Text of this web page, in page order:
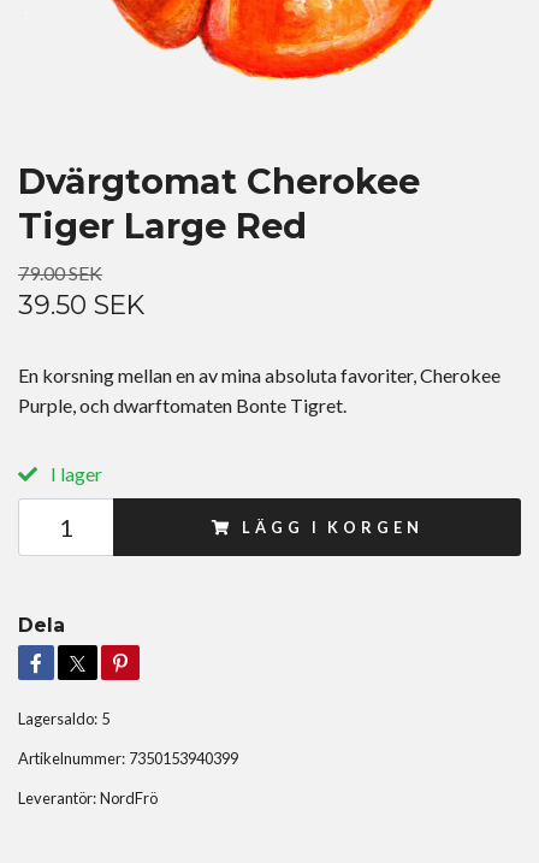
Dvärgtomat Cherokee
Tiger Large Red
79.00 SEK
39.50 SEK
En korsning mellan en av mina absoluta favoriter, Cherokee
Purple, och dwarftomaten Bonte Tigret.
I lager
LÄGG I KORGEN
Dela
Lagersaldo: 5
Artikelnummer: 7350153940399
Leverantör:NordFrö